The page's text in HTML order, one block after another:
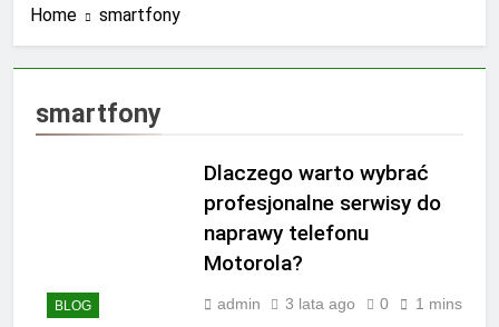
Jakie zapachy są
najbardziej uniwersalne dla
3 Tygodnie Ago
Jakie zapachy najlepiej
pasują na randkę
3 Tygodnie Ago
Jakie treningi są
po 40.
Home smartfony
smartfony
BLOG
Dlaczego warto wybrać
profesjonalne serwisy do
naprawy telefonu
Motorola?
admin 3 lata ago 0 1 mins